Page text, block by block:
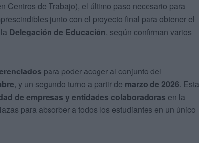
Centros de Trabajo), el último paso necesario para
junto con el proyecto final para obtener el
Delegación de Educación, según confirman varios
para poder acoger al conjunto del
, y un segundo turno a partir de marzo de 2026. Esta
de empresas y entidades colaboradoras en la
para absorber a todos los estudiantes en un único